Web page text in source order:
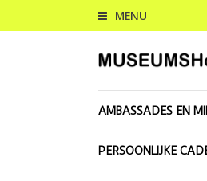
MENU
AMBASSADES EN
PERSOONLIJKE